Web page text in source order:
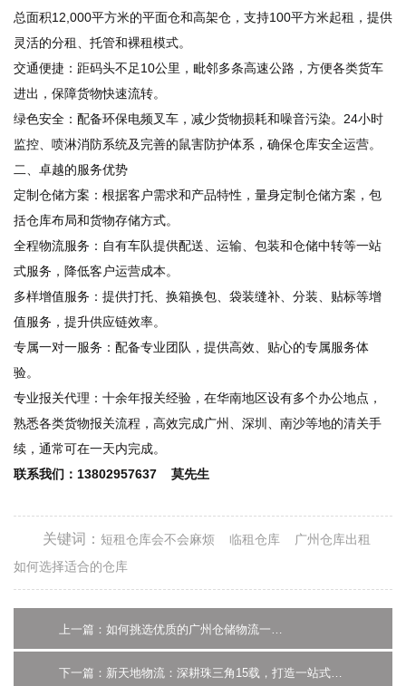
总面积12,000平方米的平面仓和高架仓，支持100平方米起租，提供
灵活的分租、托管和裸租模式。
交通便捷：距码头不足10公里，毗邻多条高速公路，方便各类货车
进出，保障货物快速流转。
绿色安全：配备环保电频叉车，减少货物损耗和噪音污染。24小时
监控、喷淋消防系统及完善的鼠害防护体系，确保仓库安全运营。
二、卓越的服务优势
定制仓储方案：根据客户需求和产品特性，量身定制仓储方案，包
括仓库布局和货物存储方式。
全程物流服务：自有车队提供配送、运输、包装和仓储中转等一站
式服务，降低客户运营成本。
多样增值服务：提供打托、换箱换包、袋装缝补、分装、贴标等增
值服务，提升供应链效率。
专属一对一服务：配备专业团队，提供高效、贴心的专属服务体
验。
专业报关代理：十余年报关经验，在华南地区设有多个办公地点，
熟悉各类货物报关流程，高效完成广州、深圳、南沙等地的清关手
续，通常可在一天内完成。
联系我们：13802957637 莫先生
关键词： 短租仓库会不会麻烦 临租仓库
广州仓库出租
如何选择适合的仓库